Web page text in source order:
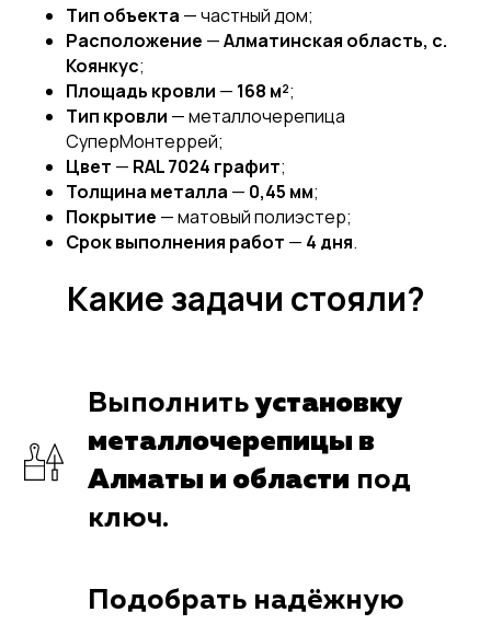
Тип объекта — частный дом;
Расположение —Алматинская область, с.
Коянкус;
Площадь кровли — 168 м²;
Тип кровли — металлочерепица
СуперМонтеррей;
Цвет — RAL 7024 графит;
Толщина металла — 0,45 мм;
Покрытие — матовый полиэстер;
Срок выполнения работ — 4 дня.
Какие задачи стояли?
Выполнитьустановку
металлочерепицы в
Алматы и области под
ключ.
Подобрать надёжную